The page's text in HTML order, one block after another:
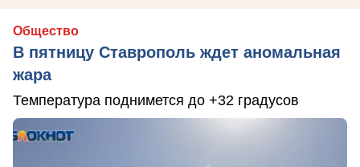
Общество
В пятницу Ставрополь ждет аномальная
жара
Температура поднимется до +32 градусов